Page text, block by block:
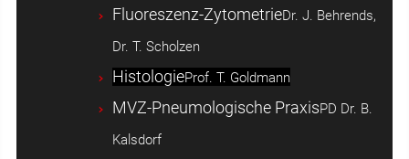
Fluoreszenz-ZytometrieDr. J. Behrends,
Dr. T. Scholzen
HistologieProf. T. Goldmann
MVZ-Pneumologische PraxisPD Dr. B.
Kalsdorf